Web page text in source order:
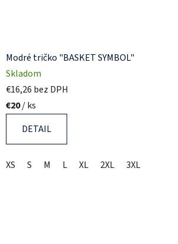
Modré tričko "BASKET SYMBOL"
Skladom
€16,26 bez DPH
€20/ ks
DETAIL
XS S M L XL 2XL 3XL